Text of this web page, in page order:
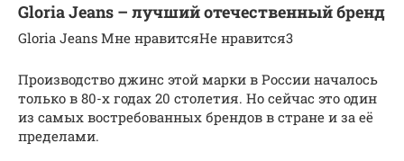
Gloria Jeans – лучший отечественный бренд
Gloria Jeans Мне нравитсяНе нравится3
Производство джинс этой марки в России началось
только в 80-х годах 20 столетия. Но сейчас это один
из самых востребованных брендов в стране и за её
пределами.